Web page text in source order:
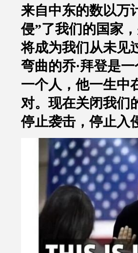
来自中东的数以万
侵”了我们的国家
将成为我们从未见
弯曲的乔·拜登是
一个人，他一生中
对。现在关闭我们
停止袭击，停止入